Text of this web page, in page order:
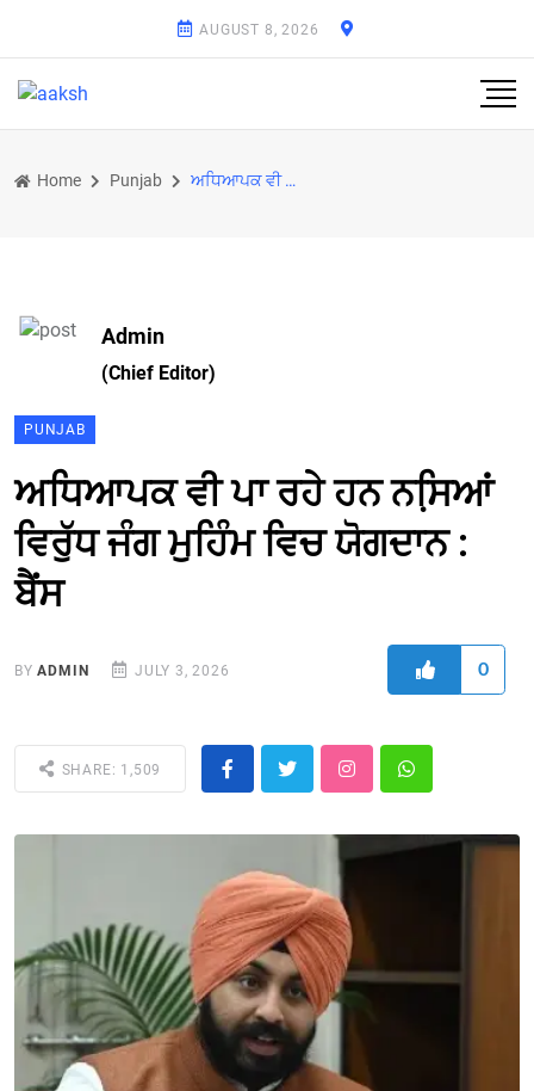
AUGUST 8, 2026
Home Punjab ਅਧਿਆਪਕ ਵੀ ਪਾ ਰਹੇ ਹਨ ਨਸਿ਼ਆਂ ਵਿਰੁੱਧ ਜੰਗ ਮੁਹਿੰਮ ਵਿਚ ਯੋਗਦਾਨ : ਬੈਂਸ
Admin
(Chief Editor)
PUNJAB
ਅਧਿਆਪਕ ਵੀ ਪਾ ਰਹੇ ਹਨ ਨਸਿ਼ਆਂ
ਵਿਰੁੱਧ ਜੰਗ ਮੁਹਿੰਮ ਵਿਚ ਯੋਗਦਾਨ :
ਬੈਂਸ
BYADMIN JULY 3, 2026 0
SHARE: 1,509